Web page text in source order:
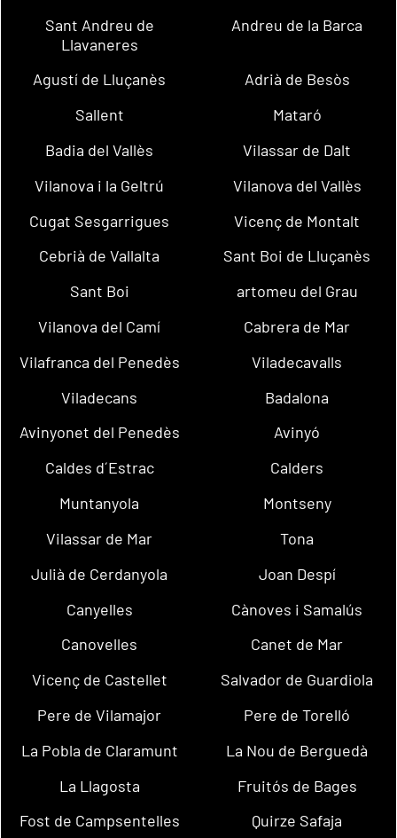
Sant Andreu de
Llavaneres
Andreu de la Barca
Agustí de Lluçanès
Adrià de Besòs
Sallent
Mataró
Badia del Vallès
Vilassar de Dalt
Vilanova i la Geltrú
Vilanova del Vallès
Cugat Sesgarrigues
Vicenç de Montalt
Cebrià de Vallalta
Sant Boi de Lluçanès
Sant Boi
artomeu del Grau
Vilanova del Camí
Cabrera de Mar
Vilafranca del Penedès
Viladecavalls
Viladecans
Badalona
Avinyonet del Penedès
Avinyó
Caldes d´Estrac
Calders
Muntanyola
Montseny
Vilassar de Mar
Tona
Julià de Cerdanyola
Joan Despí
Canyelles
Cànoves i Samalús
Canovelles
Canet de Mar
Vicenç de Castellet
Salvador de Guardiola
Pere de Vilamajor
Pere de Torelló
La Pobla de Claramunt
La Nou de Berguedà
La Llagosta
Fruitós de Bages
Fost de Campsentelles
Quirze Safaja